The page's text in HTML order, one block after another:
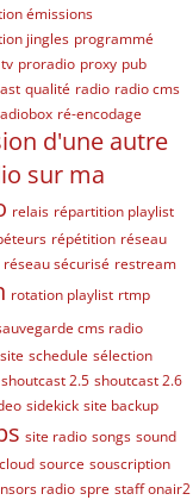
émissions
jingles programmé
proradio proxy pub
qualité radio radio cms
ré-encodage
d'une autre
sur ma
relais répartition playlist
répétition réseau
réseau sécurisé restream
rotation playlist rtmp
cms radio
schedule sélection
shoutcast 2.5 shoutcast 2.6
sidekick site backup
site radio songs sound
source souscription
radio spre staff onair2